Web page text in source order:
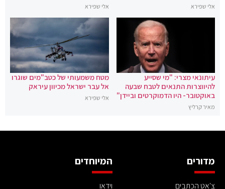
אלי שפירא אלי שפירא
עיתונאי מצרי: "מי שסייע
להיווצרות התנאים לטבח שבעה
באוקטובר- היו הדמוקרטים וביידן"
מאיר קרליץ
מטח משמעותי של כטב"מים שוגרו
אל עבר ישראל מכיוון עיראק
אלי שפירא
מדורים
צ'אט הכתבים
המיוחדים
וידאו